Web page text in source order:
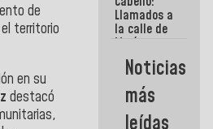
de
territorio
en su
destacó
La Guaira?
Llamados a
la calle de
María
Machado se
estrellaron
de frente
contra el
Pueblo
Noticias
más